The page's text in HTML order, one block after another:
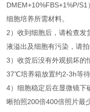
DMEM+10%FBS+1%P/
细胞培养所需材料。
2）收到细胞后，请检查发
液溢出及细胞有污染，请
3）收货后没有外观损坏的
37℃培养箱放置约2-3h等待
4）细胞稳定后在显微镜下
晰拍照200倍400倍照片最